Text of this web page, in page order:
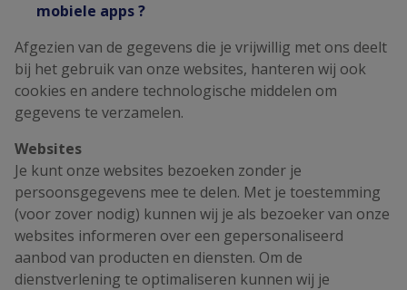
mobiele apps ?
Afgezien van de gegevens die je vrijwillig met ons deelt
bij het gebruik van onze websites, hanteren wij ook
cookies en andere technologische middelen om
gegevens te verzamelen.
Websites
Je kunt onze websites bezoeken zonder je
persoonsgegevens mee te delen. Met je toestemming
(voor zover nodig) kunnen wij je als bezoeker van onze
websites informeren over een gepersonaliseerd
aanbod van producten en diensten. Om de
dienstverlening te optimaliseren kunnen wij je